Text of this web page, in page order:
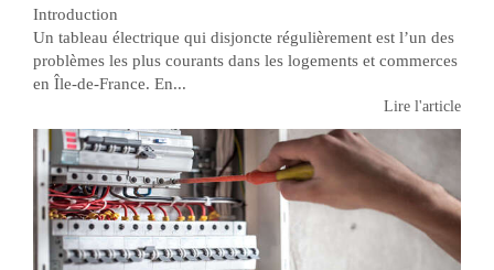
Introduction
Un tableau électrique qui disjoncte régulièrement est l’un des
problèmes les plus courants dans les logements et commerces
en Île-de-France. En...
Lire l'article